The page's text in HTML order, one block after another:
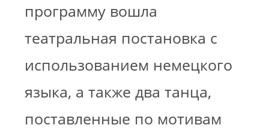
программу вошла
театральная постановка с
использованием немецкого
языка, а также два танца,
поставленные по мотивам